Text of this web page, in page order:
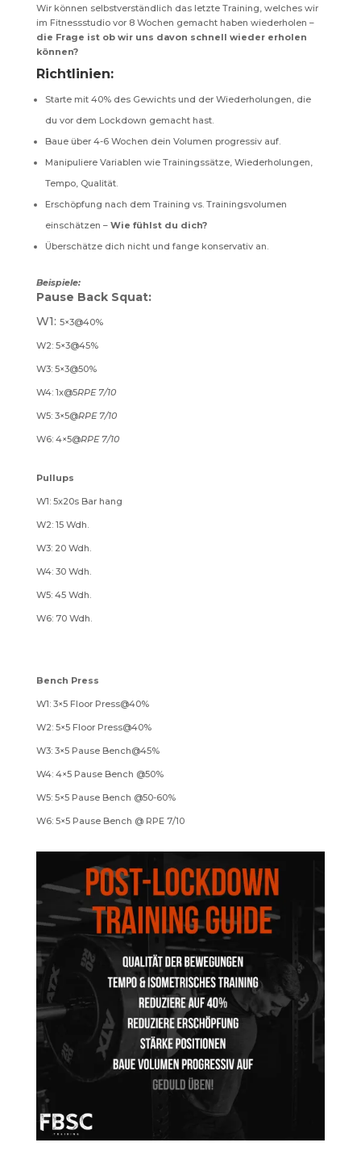
Wir können selbstverständlich das letzte Training, welches wir
im Fitnessstudio vor 8 Wochen gemacht haben wiederholen –
die Frage ist ob wir uns davon schnell wieder erholen
können?
Richtlinien:
Starte mit 40% des Gewichts und der Wiederholungen, die
du vor dem Lockdown gemacht hast.
Baue über 4-6 Wochen dein Volumen progressiv auf.
Manipuliere Variablen wie Trainingssätze, Wiederholungen,
Tempo, Qualität.
Erschöpfung nach dem Training vs. Trainingsvolumen
einschätzen – Wie fühlst du dich?
Überschätze dich nicht und fange konservativ an.
Beispiele:
Pause Back Squat:
W1: 5×3@40%
W2: 5×3@45%
W3: 5×3@50%
W4: 1x@5RPE 7/10
W5: 3×5@RPE 7/10
W6: 4×5@RPE 7/10
Pullups
W1: 5x20s Bar hang
W2: 15 Wdh.
W3: 20 Wdh.
W4: 30 Wdh.
W5: 45 Wdh.
W6: 70 Wdh.
Bench Press
W1: 3×5 Floor Press@40%
W2: 5×5 Floor Press@40%
W3: 3×5 Pause Bench@45%
W4: 4×5 Pause Bench @50%
W5: 5×5 Pause Bench @50-60%
W6: 5×5 Pause Bench @ RPE 7/10